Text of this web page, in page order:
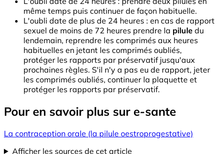
même temps puis continuer de façon habituelle.
L'oubli date de plus de 24 heures : en cas de rapport
sexuel de moins de 72 heures prendre la pilule du
lendemain, reprendre les comprimés aux heures
habituelles en jetant les comprimés oubliés,
protéger les rapports par préservatif jusqu'aux
prochaines règles. S'il n'y a pas eu de rapport, jeter
les comprimés oubliés, continuer la plaquette et
protéger les rapports par préservatif.
Pour en savoir plus sur e-sante
La contraception orale (la pilule oestroprogestative)
Afficher les sources de cet article